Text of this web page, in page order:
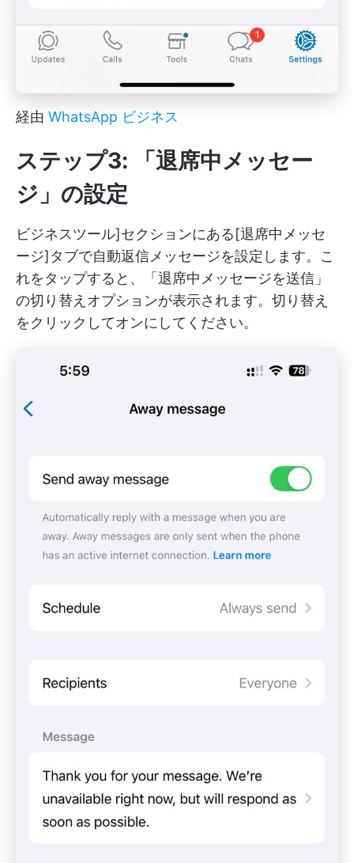
経由 WhatsApp ビジネス
ステップ3: 「退席中メッセー
ジ」の設定
ビジネスツール]セクションにある[退席中メッセ
ージ]タブで自動返信メッセージを設定します。こ
れをタップすると、「退席中メッセージを送信」
の切り替えオプションが表示されます。切り替え
をクリックしてオンにしてください。